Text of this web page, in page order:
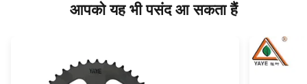
आपको यह भी पसंद आ सकता हैं